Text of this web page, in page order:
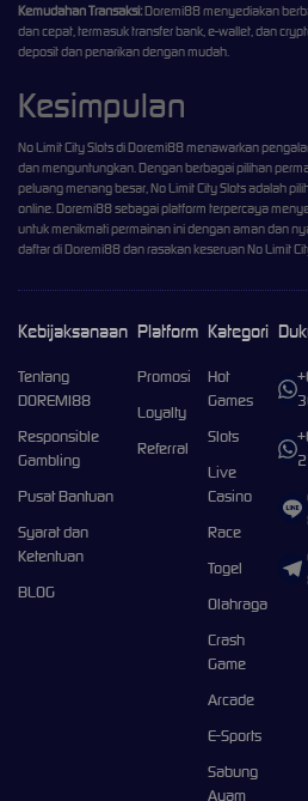
Kemudahan Transaksi:Doremi88 menyediakan
dan cepat, termasuk transfer bank, e-wallet, dan
deposit dan penarikan dengan mudah.
Kesimpulan
No Limit City Slots di Doremi88 menawarkan
dan menguntungkan. Dengan berbagai pilihan
peluang menang besar, No Limit City Slots adalah
online. Doremi88 sebagai platform terpercaya
untuk menikmati permainan ini dengan aman dan
daftar di Doremi88 dan rasakan keseruan No Limit
Kebijaksanaan
Tentang
DOREMI88
Responsible
Gambling
Pusat Bantuan
Syarat dan
Ketentuan
BLOG
Platform
Promosi
Loyalty
Referral
Kategori
Hot
Games
Slots
Live
Casino
Race
Togel
Olahraga
Crash
Game
Arcade
E-Sports
Sabung
Ayam